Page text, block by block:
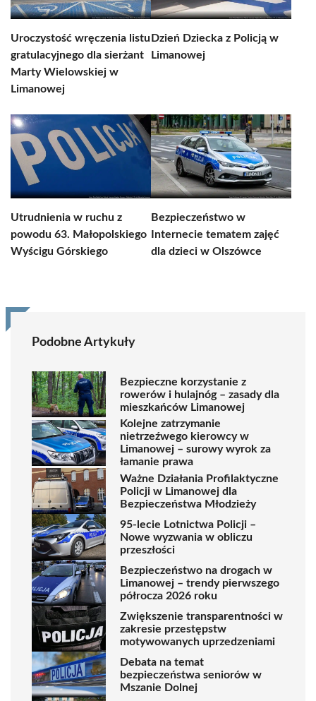
Uroczystość wręczenia listu
gratulacyjnego dla sierżant
Marty Wielowskiej w
Limanowej
Dzień Dziecka z Policją w
Limanowej
Utrudnienia w ruchu z
powodu 63. Małopolskiego
Wyścigu Górskiego
Bezpieczeństwo w
Internecie tematem zajęć
dla dzieci w Olszówce
Podobne Artykuły
Bezpieczne korzystanie z
rowerów i hulajnóg – zasady dla
mieszkańców Limanowej
Kolejne zatrzymanie
nietrzeźwego kierowcy w
Limanowej – surowy wyrok za
łamanie prawa
Ważne Działania Profilaktyczne
Policji w Limanowej dla
Bezpieczeństwa Młodzieży
95-lecie Lotnictwa Policji –
Nowe wyzwania w obliczu
przeszłości
Bezpieczeństwo na drogach w
Limanowej – trendy pierwszego
półrocza 2026 roku
Zwiększenie transparentności w
zakresie przestępstw
motywowanych uprzedzeniami
Debata na temat
bezpieczeństwa seniorów w
Mszanie Dolnej